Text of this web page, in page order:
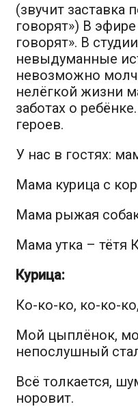
(звучит заставка
говорят») В
говорят». В
невыдуманные
невозможно
нелёгкой жизни
заботах о
героев.
У нас в гостях:
Мама курица с
Мама рыжая
Мама утка – тётя
Курица:
Ко-ко-ко, ко-ко-
Мой цыплёнок,
непослушный
Всё толкается,
норовит.